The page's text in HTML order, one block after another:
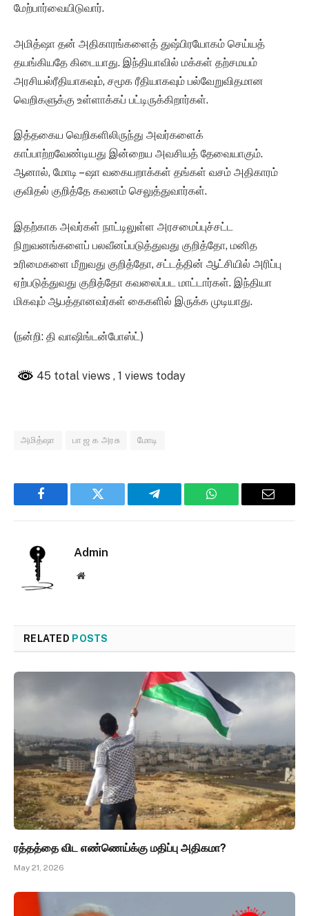
மேற்பார்வையிடுவார்.
அமித்ஷா தன் அதிகாரங்களைத் துஷ்பிரயோகம் செய்யத்
தயங்கியதே கிடையாது. இந்தியாவில் மக்கள் தற்சமயம்
அரசியல்ரீதியாகவும், சமூக ரீதியாகவும் பல்வேறுவிதமான
வெறிகளுக்கு உள்ளாக்கப் பட்டிருக்கிறார்கள்.
இத்தகைய வெறிகளிலிருந்து அவர்களைக்
காப்பாற்றவேண்டியது இன்றைய அவசியத் தேவையாகும்.
ஆனால், மோடி – ஷா வகையறாக்கள் தங்கள் வசம் அதிகாரம்
குவிதல் குறித்தே கவனம் செலுத்துவார்கள்.
இதற்காக அவர்கள் நாட்டிலுள்ள அரசமைப்புச்சட்ட
நிறுவனங்களைப் பலவீனப்படுத்துவது குறித்தோ, மனித
உரிமைகளை மீறுவது குறித்தோ, சட்டத்தின் ஆட்சியில் அரிப்பு
ஏற்படுத்துவது குறித்தோ கவலைப்பட மாட்டார்கள். இந்தியா
மிகவும் ஆபத்தானவர்கள் கைகளில் இருக்க முடியாது.
(நன்றி: தி வாஷிங்டன்போஸ்ட்)
45 total views , 1 views today
அமித்ஷா பா ஜ க அரசு மோடி
Facebook Twitter Telegram WhatsApp Email
Admin
Website
RELATED POSTS
ரத்தத்தை விட எண்ணெய்க்கு மதிப்பு அதிகமா?
May 21, 2026